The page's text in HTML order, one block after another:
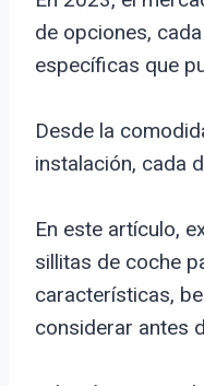
de opciones,
específicas que
Desde la
instalación, cada
En este artículo,
sillitas de coche
características,
considerar antes